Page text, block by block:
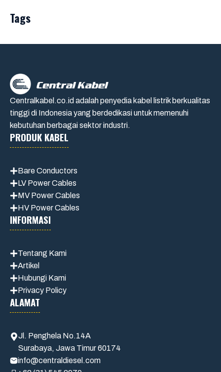
Tags
Centralkabel.co.id adalah penyedia kabel listrik berkualitas
tinggi di Indonesia yang berdedikasi untuk memenuhi
kebutuhan berbagai sektor industri.
PRODUK KABEL
Bare Conductors
LV Power Cables
MV Power Cables
HV Power Cables
INFORMASI
Tentang Kami
Artikel
Hubungi Kami
Privacy Policy
ALAMAT
Jl. Penghela No.14A
Surabaya, Jawa Timur 60174
info@centraldiesel.com